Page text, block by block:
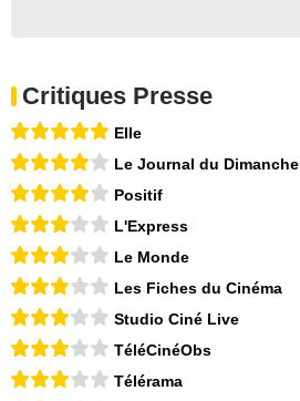
Critiques Presse
Elle
Le Journal du Dimanche
Positif
L'Express
Le Monde
Les Fiches du Cinéma
Studio Ciné Live
TéléCinéObs
Télérama